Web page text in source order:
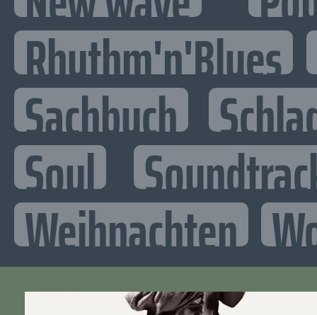
Rhythm'n'Blues
Sachbuch
Soul
Weihnachten